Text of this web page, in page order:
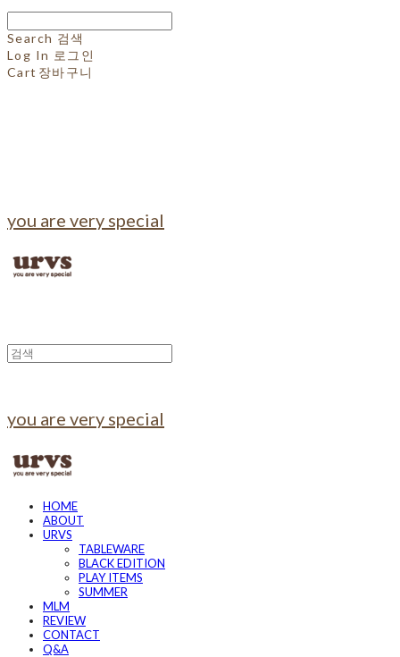
Search 검색
Log In 로그인
Cart 장바구니
you are very special
you are very special
HOME
ABOUT
URVS
TABLEWARE
BLACK EDITION
PLAY ITEMS
SUMMER
MLM
REVIEW
CONTACT
Q&A